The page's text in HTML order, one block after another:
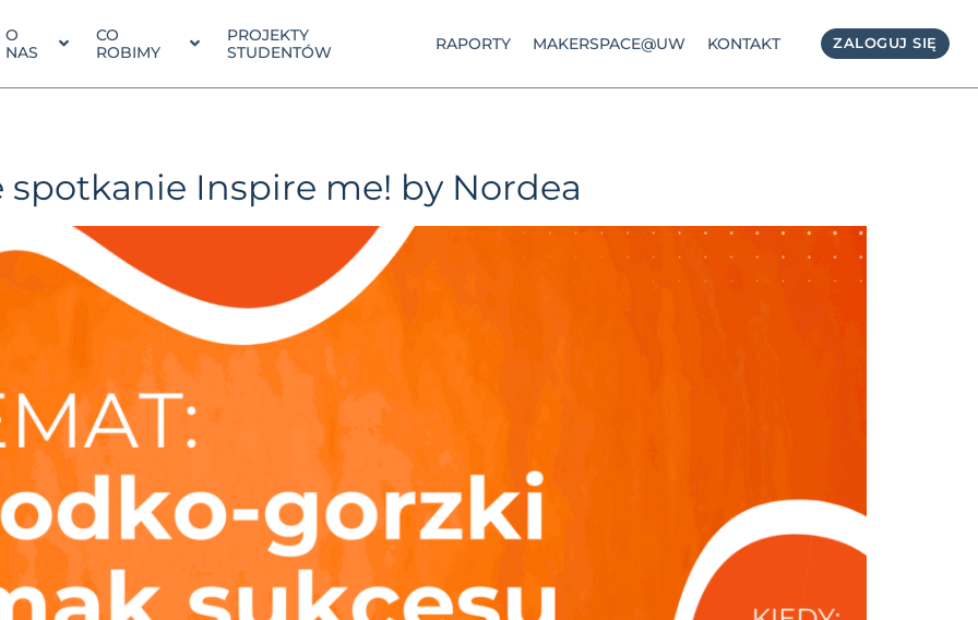
O
NAS
CO
ROBIMY
PROJEKTY
STUDENTÓW
RAPORTY MAKERSPACE@UW KONTAKT ZALOGUJ SIĘ
Inspire me! by Nordea